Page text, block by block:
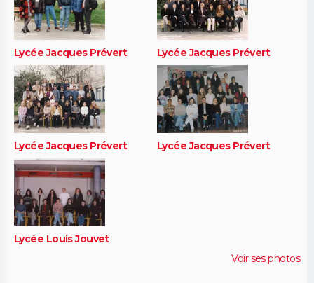
Lycée Jacques Prévert Lycée Jacques Prévert
Lycée Jacques Prévert Lycée Jacques Prévert
Lycée Louis Jouvet
Voir ses photos